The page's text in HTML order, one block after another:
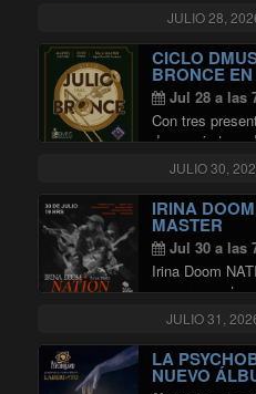
sin
dictados del
Sotomayor a
conciertos
JULIO 28,
CICLO
BRONCE
Jul 28 a las
Con tres
de conciertos
tendrá lugar
la Sala Master
Chile. En …
JULIO 30,
IRINA
MASTER
Jul 30 a las
Irina Doom
una propuesta
tradicional:
vida a un
del rap y la
Continuar
JULIO 31,
LA
NUEVO